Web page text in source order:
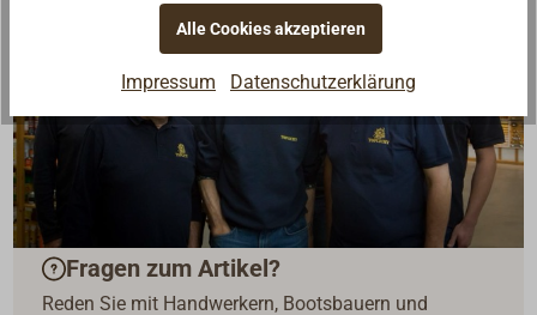
Fragen zum Artikel?
Reden Sie mit Handwerkern, Bootsbauern und
Alle Cookies akzeptieren
Impressum Datenschutzerklärung